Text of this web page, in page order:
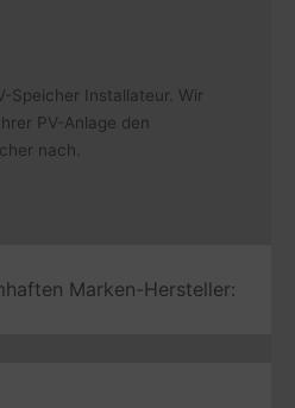
Speicher Installateur. Wir
PV-Anlage den
nach.
Marken-Hersteller: